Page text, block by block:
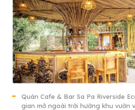
Quán Cafe & Bar Sa Pa Riverside
gian mở ngoài trời hướng khu vườn